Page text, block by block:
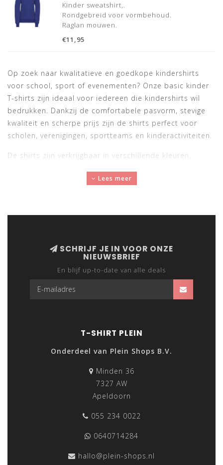
Kinder sweatshirt,.
Rondgebreid voor vormbehoud.
Raglan mouwen.
€11,95
Op zoek naar kwalitatieve en goedkope kindershirts
voor school, sport of evenementen? Onze basic kinder
T-shirts zijn ideaal voor iedereen die kindershirts wil
bedrukken. Dankzij de comfortabele pasvorm, stevige
kwaliteit en scherpe prijs zijn de shirts perfect voor
scholen, verenigingen, sportteams en kinderactiviteiten.
De shirts zijn verkrijgbaar in verschillende kleuren,
kindershirt geel. Ideaal voor sportdagen, Koningsdag,
logo’s, namen of ontwerpen. Zo maak je eenvoudig
Onze goedkope kindershirts combineren draagcomfort
met duurzaamheid. De stoffen voelen zacht aan en
blijven mooi, ook na veelvuldig wassen. Hierdoor zijn de
shirts niet alleen geschikt voor eenmalige evenementen,
maar ook voor langdurig gebruik op school of bij
Wil je kindershirts bedrukken voor een klas, evenement
perfecte basis. Verkrijgbaar in diverse maten en kleuren,
zodat ieder kind comfortabel en passend gekleed is.
scholen, clubs en organisaties kiezen voor onze basic
Bekijk hier het document voor de duurzaamheid van
https://cdn.webshopapp.com/shops/50597/files/
Lees meer
SCHRIJF JE IN VOOR ONZE
NIEUWSBRIEF
En blijf up-to-date van alle deals
T-SHIRT PLEIN
Onderdeel van Plein Shops B.V.
Minden 36
7327 AW
Apeldoorn
055 234 0022
0640714284
hallo@plein-shops.nl